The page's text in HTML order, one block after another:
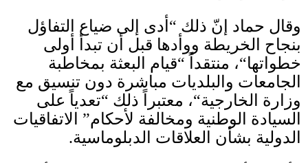
وقال حماد إنّ ذلك “ أدى إلى ضياع التفاؤل
بنجاح الخريطة ووأدها قبل أن تبدأ أولى
خطواتها“، منتقداً “قيام البعثة بمخاطبة
الجامعات والبلديات مباشرة دون تنسيق مع
وزارة الخارجية“، معتبراً ذلك “تعدياً على
السيادة الوطنية ومخالفة لأحكام”
الاتفاقيات
الدولية بشأن العلاقات الدبلوماسية.